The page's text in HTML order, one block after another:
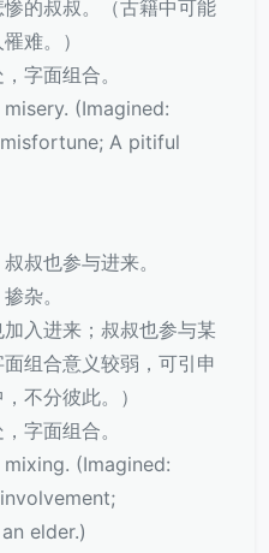
的叔叔。（古籍中可能
难。）
字面组合。
(Imagined:
A pitiful
叔也参与进来。
杂。
入进来；叔叔也参与某
组合意义较弱，可引申
不分彼此。）
字面组合。
(Imagined:
elder.)